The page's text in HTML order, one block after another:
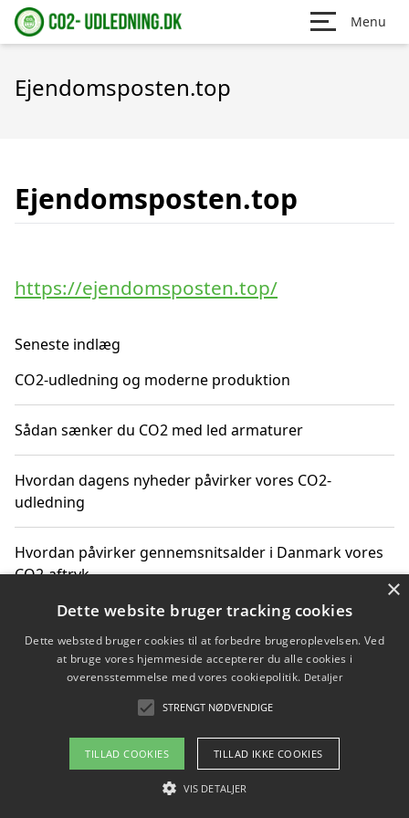
Menu
Ejendomsposten.top
Ejendomsposten.top
https://ejendomsposten.top/
Seneste indlæg
CO2-udledning og moderne produktion
Sådan sænker du CO2 med led armaturer
Hvordan dagens nyheder påvirker vores CO2-
udledning
Hvordan påvirker gennemsnitsalder i Danmark vores
CO2-aftryk
Hvordan nyheder om CO2-udledning påvirker vores
hverdag
Om / kontakt
Blog Betingelser
×
Dette website bruger tracking cookies
Dette websted bruger cookies til at forbedre brugeroplevelsen. Ved
at bruge vores hjemmeside accepterer du alle cookies i
overensstemmelse med vores cookiepolitik. Detaljer
STRENGT NØDVENDIGE
TILLAD COOKIES TILLAD IKKE COOKIES
VIS DETALJER